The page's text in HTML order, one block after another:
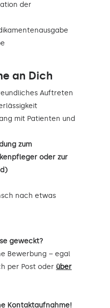
der
an Dich
Auftreten
mit Patienten und
zum
oder zur
nach etwas
geweckt?
Bewerbung – egal
per Post oder über
Kontaktaufnahme!